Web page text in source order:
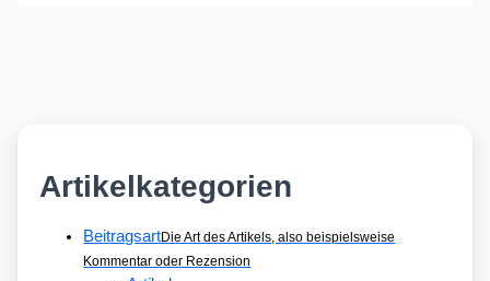
Artikelkategorien
BeitragsartDie Art des Artikels, also beispielsweise
Kommentar oder Rezension